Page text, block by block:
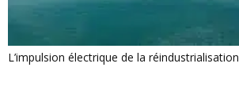
L’impulsion électrique de la réindustrialisation